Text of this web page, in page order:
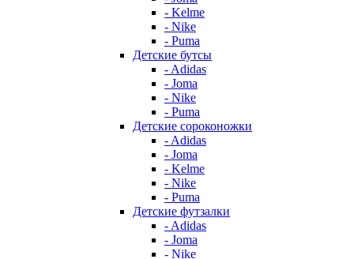
- Kelme
- Nike
- Puma
Детские бутсы
- Adidas
- Joma
- Nike
- Puma
Детские сороконожки
- Adidas
- Joma
- Kelme
- Nike
- Puma
Детские футзалки
- Adidas
- Joma
- Nike